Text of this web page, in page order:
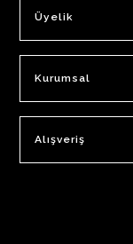
Üyelik
Kurumsal
Alışveriş